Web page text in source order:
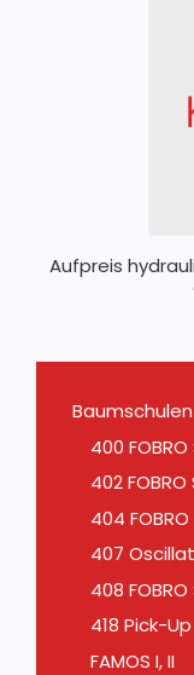
Aufpreis
400
402
404
407
408
418 Pick-Up
FAMOS I, II